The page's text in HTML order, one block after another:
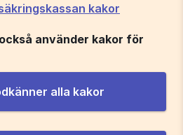
kakor
använder kakor för
alla kakor